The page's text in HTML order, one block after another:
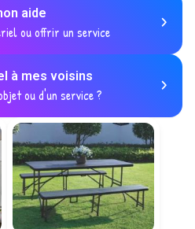
aide
ou offrir un service
à mes voisins
ou d'un service ?